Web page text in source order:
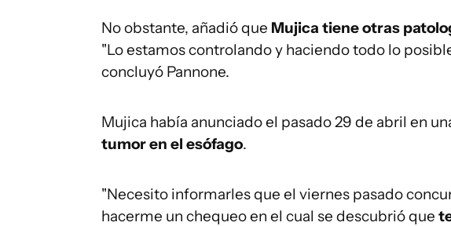
No obstante, añadió que Mujica tiene otras
"Lo estamos controlando y haciendo todo lo
concluyó Pannone.
Mujica había anunciado el pasado 29 de abril en
tumor en el esófago.
"Necesito informarles que el viernes pasado
hacerme un chequeo en el cual se descubrió que